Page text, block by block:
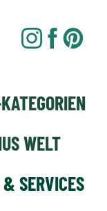
WELT
SERVICES